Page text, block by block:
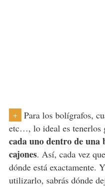
+
Para los bolígrafos,
etc…, lo ideal es tenerlos
cada uno dentro de una
cajones. Así, cada vez
dónde está exactamente.
utilizarlo, sabrás dónde